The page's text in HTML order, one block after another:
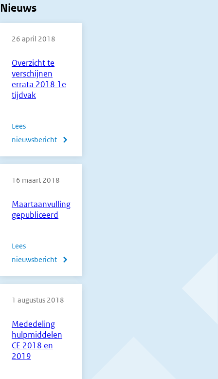
Nieuws
Overzicht te
verschijnen
errata 2018 1e
tijdvak
26 april 2018
Lees
nieuwsbericht
over
te
verschijnen
2018
Maartaanvulling
gepubliceerd
16 maart 2018
Lees
nieuwsbericht
over
gepubliceerd
Mededeling
hulpmiddelen
CE 2018 en
2019
1 augustus 2018